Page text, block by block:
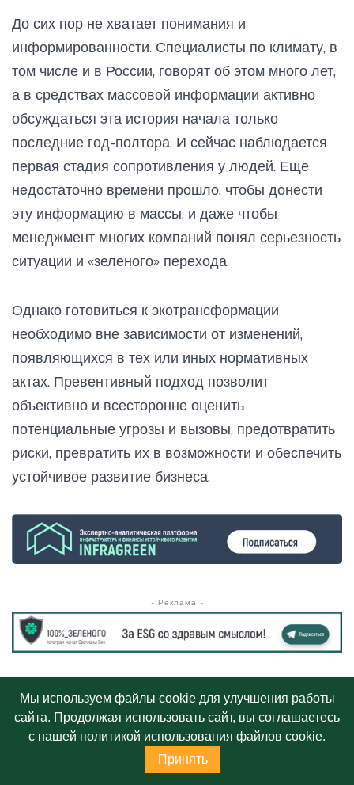
До сих пор не хватает понимания и
информированности. Специалисты по климату, в
том числе и в России, говорят об этом много лет,
а в средствах массовой информации активно
обсуждаться эта история начала только
последние год-полтора. И сейчас наблюдается
первая стадия сопротивления у людей. Еще
недостаточно времени прошло, чтобы донести
эту информацию в массы, и даже чтобы
менеджмент многих компаний понял серьезность
ситуации и «зеленого» перехода.
Однако готовиться к экотрансформации
необходимо вне зависимости от изменений,
появляющихся в тех или иных нормативных
актах. Превентивный подход позволит
объективно и всесторонне оценить
потенциальные угрозы и вызовы, предотвратить
риски, превратить их в возможности и обеспечить
устойчивое развитие бизнеса.
- Реклама -
Мы используем файлы cookie для улучшения работы
сайта. Продолжая использовать сайт, вы соглашаетесь
с нашей политикой использования файлов cookie.
Принять